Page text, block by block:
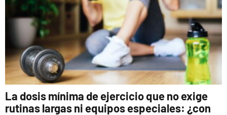
La dosis mínima de ejercicio que no exige
rutinas largas ni equipos especiales: ¿con